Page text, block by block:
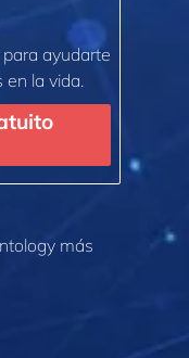
ayudarte
la vida.
más